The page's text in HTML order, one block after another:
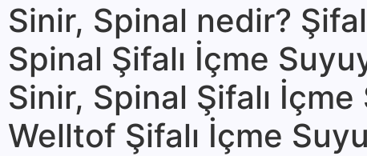
Sinir, Spinal nedir?
Spinal Şifalı İçme
Sinir, Spinal Şifalı
Welltof Şifalı İçme Suyu